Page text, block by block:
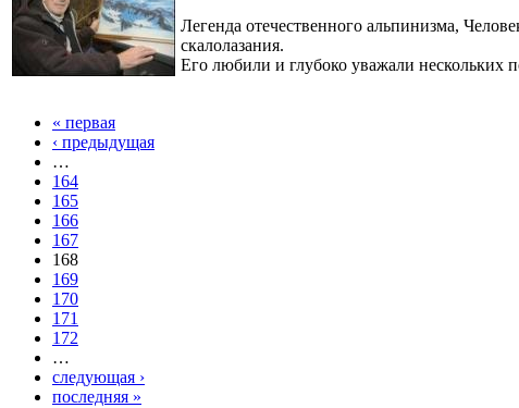
Легенда отечественного альпинизма,
скалолазания.
Его любили и глубоко уважали нескольких
« первая
‹ предыдущая
…
164
165
166
167
168
169
170
171
172
…
следующая ›
последняя »